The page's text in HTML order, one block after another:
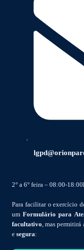
2° a 6° feira – 08:00-
Para facilitar o exercício
um Formulário para
facultativo, mas permitirá
e segura: